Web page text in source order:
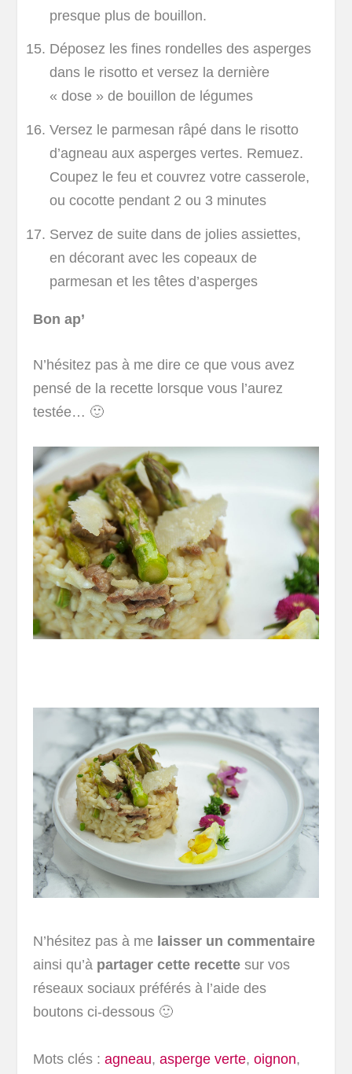
presque plus de bouillon.
Déposez les fines rondelles des asperges
dans le risotto et versez la dernière
« dose » de bouillon de légumes
Versez le parmesan râpé dans le risotto
d’agneau aux asperges vertes. Remuez.
Coupez le feu et couvrez votre casserole,
ou cocotte pendant 2 ou 3 minutes
Servez de suite dans de jolies assiettes,
en décorant avec les copeaux de
parmesan et les têtes d’asperges
Bon ap’
N’hésitez pas à me dire ce que vous avez
pensé de la recette lorsque vous l’aurez
testée… 🙂
N’hésitez pas à me laisser un commentaire
ainsi qu’à partager cette recette sur vos
réseaux sociaux préférés à l’aide des
boutons ci-dessous 🙂
Mots clés : agneau,asperge verte,oignon,